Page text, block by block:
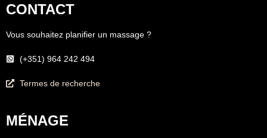
CONTACT
Vous souhaitez planifier un massage ?
(+351) 964 242 494
Termes de recherche
MÉNAGE